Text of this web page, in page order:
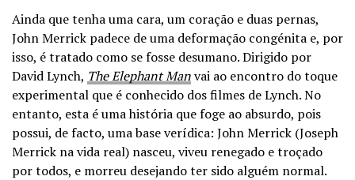
Ainda que tenha uma cara, um coração e duas pernas,
John Merrick padece de uma deformação congénita e, por
isso, é tratado como se fosse desumano. Dirigido por
David Lynch, The Elephant Manvai ao encontro do toque
experimental que é conhecido dos filmes de Lynch. No
entanto, esta é uma história que foge ao absurdo, pois
possui, de facto, uma base verídica: John Merrick (Joseph
Merrick na vida real) nasceu, viveu renegado e troçado
por todos, e morreu desejando ter sido alguém normal.